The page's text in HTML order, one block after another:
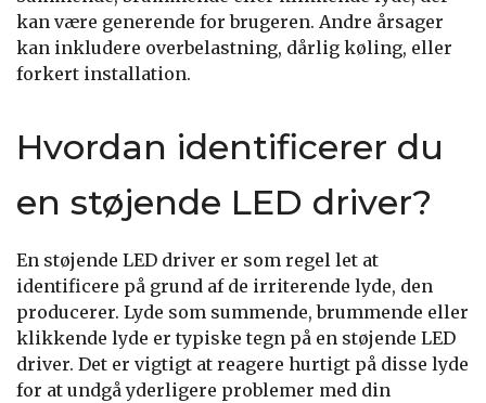
kan være generende for brugeren. Andre årsager
kan inkludere overbelastning, dårlig køling, eller
forkert installation.
Hvordan identificerer du
en støjende LED driver?
En støjende LED driver er som regel let at
identificere på grund af de irriterende lyde, den
producerer. Lyde som summende, brummende eller
klikkende lyde er typiske tegn på en støjende LED
driver. Det er vigtigt at reagere hurtigt på disse lyde
for at undgå yderligere problemer med din